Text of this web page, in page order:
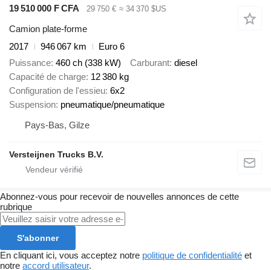
19 510 000 F CFA
29 750 € ≈ 34 370 $US
Camion plate-forme
2017
946 067 km
Euro 6
Puissance 460 ch (338 kW) Carburant diesel
Capacité de charge 12 380 kg
Configuration de l'essieu 6x2
Suspension pneumatique/pneumatique
Pays-Bas, Gilze
Versteijnen Trucks B.V.
Abonnez-vous pour recevoir de nouvelles annonces de cette
rubrique
S'abonner
En cliquant ici, vous acceptez notre politique de confidentialité et
notre accord utilisateur.